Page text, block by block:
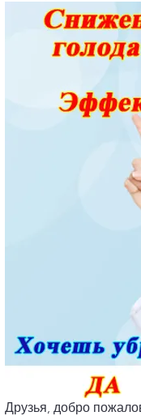
Друзья, добро